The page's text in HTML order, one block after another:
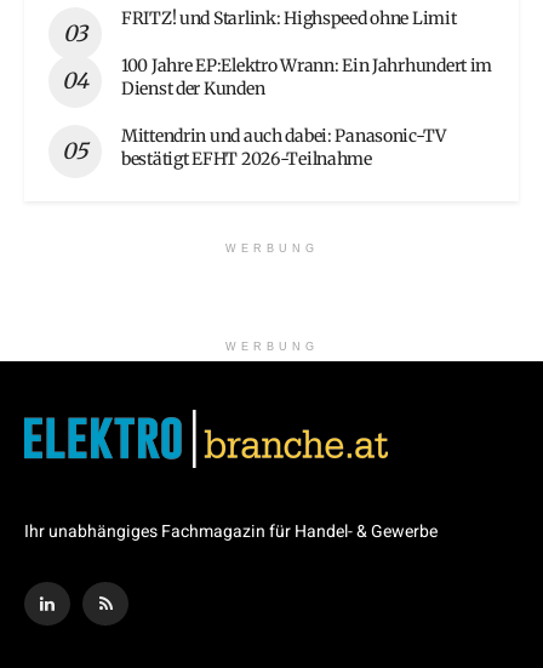
FRITZ! und Starlink: Highspeed ohne Limit
100 Jahre EP:Elektro Wrann: Ein Jahrhundert im
Dienst der Kunden
Mittendrin und auch dabei: Panasonic-TV
bestätigt EFHT 2026-Teilnahme
WERBUNG
WERBUNG
Ihr unabhängiges Fachmagazin für Handel- & Gewerbe